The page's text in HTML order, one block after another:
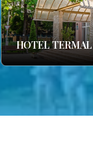
HOTEL TERMAL